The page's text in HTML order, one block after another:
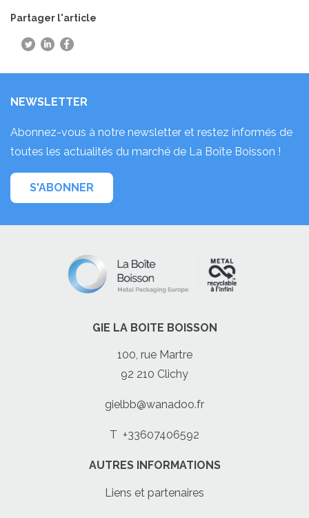
Partager l'article
NEWSLETTER
Abonnez-vous à notre newsletter et restez informés de
toutes les actualités du marché de La Boîte Boisson !
S'ABONNER
GIE LA BOITE BOISSON
100, rue Martre
92 210 Clichy
gielbb@wanadoo.fr
T +33607406592
AUTRES INFORMATIONS
Liens et partenaires